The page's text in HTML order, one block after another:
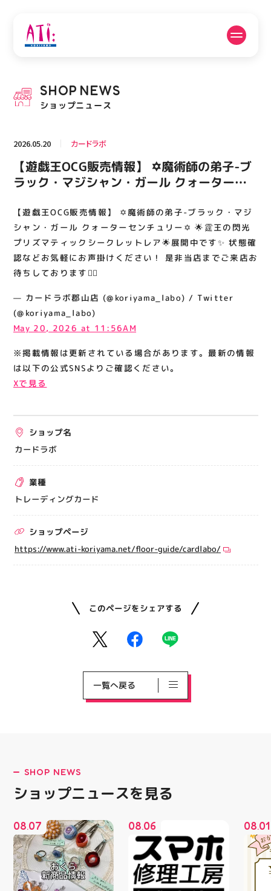
PICK UP NEWS
ピックアップニュース
フロアガイド 営業時間
ACCESS
アクセス・駐車場
RECRUIT
スタッフ募集
関連情報
お知らせ
お問い合わせ
サイトポリシー
運営会社
出店をご検討の方へ
催事出店募集
アティビジョンについて
SHOP NEWS
ショップニュース
2026.05.20 カードラボ
【遊戯王OCG販売情報】 ✡️魔術師の弟子-ブ
ラック・マジシャン・ガール クォーターセ
クシークレットレア🌟展開中です✨️ 状態確認
などお気軽にお声掛けください！ 是非当店
までご来店お待ちしております🙇‍♂️
【遊戯王OCG販売情報】 ✡️魔術師の弟子-ブラック・マジ
シャン・ガール クォーターセンチュリー✡️ 🌟霆王の閃光
プリズマティックシークレットレア🌟展開中です✨️ 状態確
認などお気軽にお声掛けください！ 是非当店までご来店お
待ちしております🙇‍♂️
— カードラボ郡山店 (@koriyama_labo) / Twitter
(@koriyama_labo)
May 20, 2026 at 11:56AM
※掲載情報は更新されている場合があります。最新の情報
は以下の公式SNSよりご確認ください。
Xで見る
ショップ名
カードラボ
業種
トレーディングカード
ショップページ
https://www.ati-koriyama.net/floor-guide/cardlabo/
このページをシェアする
一覧へ戻る
SHOP NEWS
ショップニュースを見る
08.07 08.06 08.01